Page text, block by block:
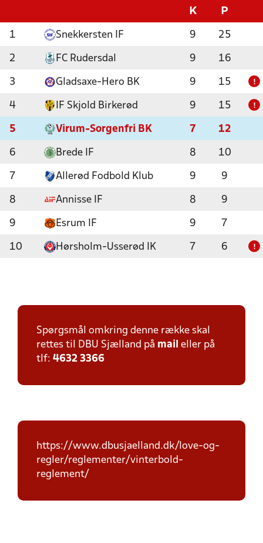
K P
1 Snekkersten IF 9 25
2 FC Rudersdal 9 16
3 Gladsaxe-Hero BK 9 15 !
4 IF Skjold Birkerød 9 15 !
5 Virum-Sorgenfri BK 7 12
6 Brede IF 8 10
7 Allerød Fodbold Klub 9 9
8 Annisse IF 8 9
9 Esrum IF 9 7
10 Hørsholm-Usserød IK 7 6 !
Spørgsmål omkring denne række skal
rettes til DBU Sjælland på mail eller på
tlf: 4632 3366
https://www.dbusjaelland.dk/love-og-
regler/reglementer/vinterbold-
reglement/